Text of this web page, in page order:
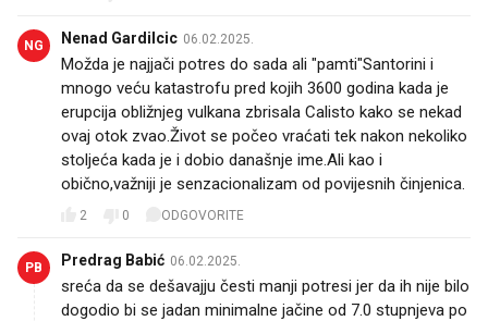
NG Nenad Gardilcic 06.02.2025.
Možda je najjači potres do sada ali "pamti"Santorini i
mnogo veću katastrofu pred kojih 3600 godina kada je
erupcija obližnjeg vulkana zbrisala Calisto kako se nekad
ovaj otok zvao.Život se počeo vraćati tek nakon nekoliko
stoljeća kada je i dobio današnje ime.Ali kao i
obično,važniji je senzacionalizam od povijesnih činjenica.
2 0 ODGOVORITE
PB Predrag Babić 06.02.2025.
sreća da se dešavajju česti manji potresi jer da ih nije bilo
dogodio bi se jadan minimalne jačine od 7.0 stupnjeva po